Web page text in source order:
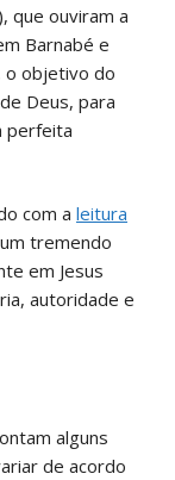
que ouviram a
Barnabé e
o objetivo do
Deus, para
perfeita
com a leitura
tremendo
em Jesus
autoridade e
alguns
de acordo